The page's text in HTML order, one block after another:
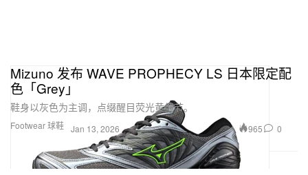
Footwear 球鞋
Mizuno 发布 WAVE PROPHECY LS 日本限定配
色「Grey」
鞋身以灰色为主调，点缀醒目荧光黄细节。
Jan 13, 2026 965 0